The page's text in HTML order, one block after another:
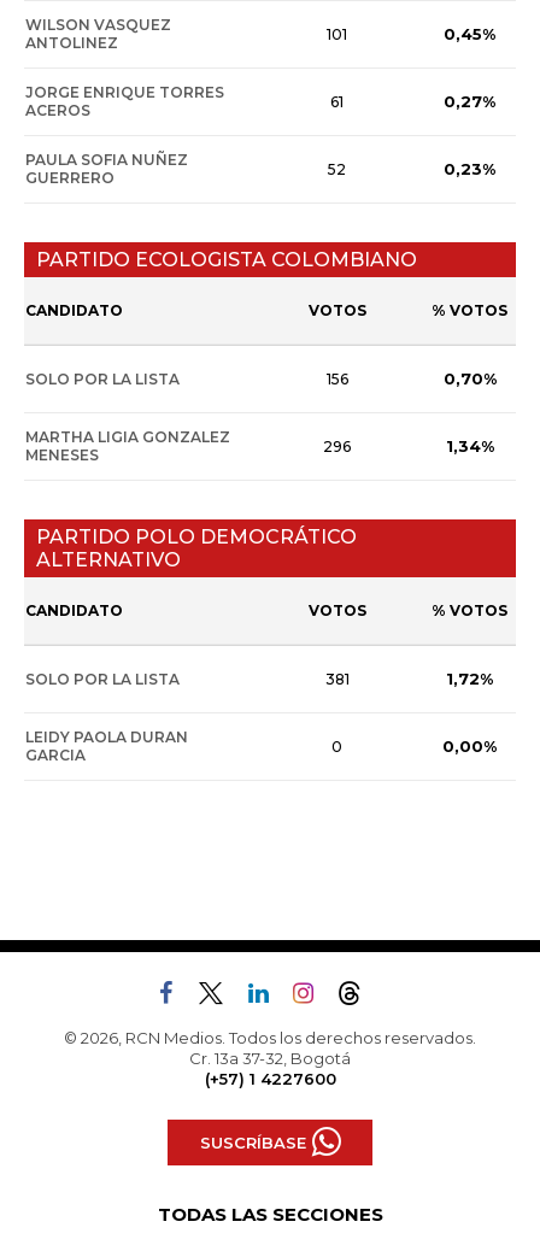
WILSON VASQUEZ
ANTOLINEZ
101 0,45%
JORGE ENRIQUE TORRES
ACEROS
61 0,27%
PAULA SOFIA NUÑEZ
GUERRERO
52 0,23%
PARTIDO ECOLOGISTA COLOMBIANO
CANDIDATO VOTOS % VOTOS
SOLO POR LA LISTA 156 0,70%
MARTHA LIGIA GONZALEZ
MENESES
296 1,34%
PARTIDO POLO DEMOCRÁTICO
ALTERNATIVO
CANDIDATO VOTOS % VOTOS
SOLO POR LA LISTA 381 1,72%
LEIDY PAOLA DURAN
GARCIA
0 0,00%
© 2026, RCN Medios. Todos los derechos reservados.
Cr. 13a 37-32, Bogotá
(+57) 1 4227600
SUSCRÍBASE
TODAS LAS SECCIONES